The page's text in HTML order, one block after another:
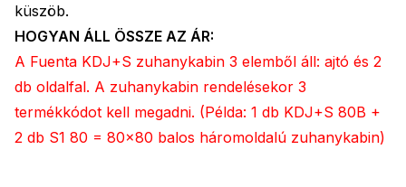
küszöb.
HOGYAN ÁLL ÖSSZE AZ ÁR:
A Fuenta KDJ+S zuhanykabin 3 elemből áll: ajtó és 2
db oldalfal. A zuhanykabin rendelésekor 3
termékkódot kell megadni. (Példa: 1 db KDJ+S 80B +
2 db S1 80 = 80x80 balos háromoldalú zuhanykabin)